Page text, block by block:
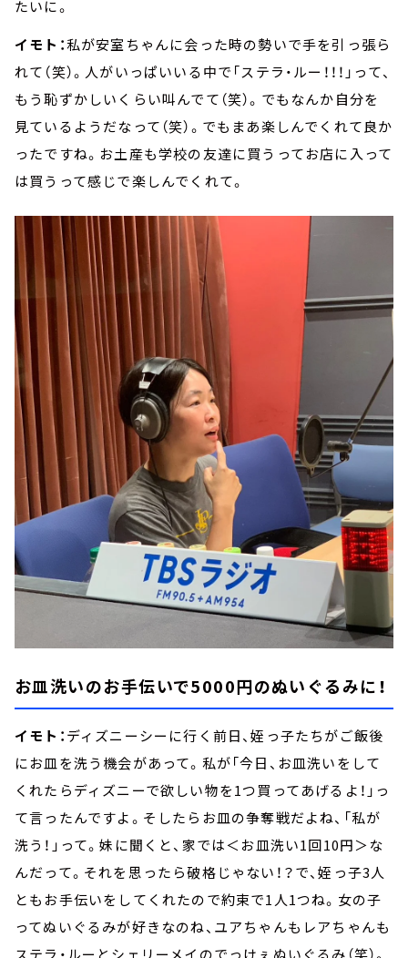
たいに。
イモト：私が安室ちゃんに会った時の勢いで手を引っ張ら
れて（笑）。人がいっぱいいる中で「ステラ・ルー！！！」って、
もう恥ずかしいくらい叫んでて（笑）。でもなんか自分を
見ているようだなって（笑）。でもまあ楽しんでくれて良か
ったですね。お土産も学校の友達に買うってお店に入って
は買うって感じで楽しんでくれて。
お皿洗いのお手伝いで5000円のぬいぐるみに！
イモト：ディズニーシーに行く前日、姪っ子たちがご飯後
にお皿を洗う機会があって。私が「今日、お皿洗いをして
くれたらディズニーで欲しい物を1つ買ってあげるよ！」っ
て言ったんですよ。そしたらお皿の争奪戦だよね、「私が
洗う！」って。妹に聞くと、家では＜お皿洗い1回10円＞な
んだって。それを思ったら破格じゃない！？で、姪っ子3人
ともお手伝いをしてくれたので約束で1人1つね。女の子
ってぬいぐるみが好きなのね、ユアちゃんもレアちゃんも
ステラ・ルーとシェリーメイのでっけぇぬいぐるみ（笑）。